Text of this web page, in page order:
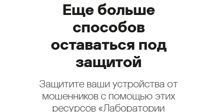
Еще больше
способов
оставаться под
защитой
Защитите ваши устройства от
мошенников с помощью этих
ресурсов «Лаборатории